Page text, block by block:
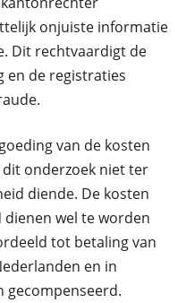
onjuiste informatie
Dit rechtvaardigt de
en de registraties
van de kosten
onderzoek niet ter
diende. De kosten
wel te worden
tot betaling van
en in
gecompenseerd.